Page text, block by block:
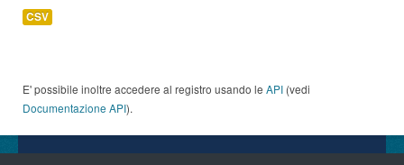
CSV
E' possibile inoltre accedere al registro usando le API (vedi
Documentazione API).